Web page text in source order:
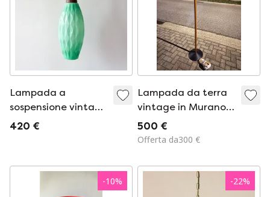
Lampada a
sospensione vintage
anni '60 in vetro
420 €
Lampada da terra
vintage in Murano,
TRE di Vetro (Firme
di Vetro)
500 €
Offerta da300 €
-10% -22%